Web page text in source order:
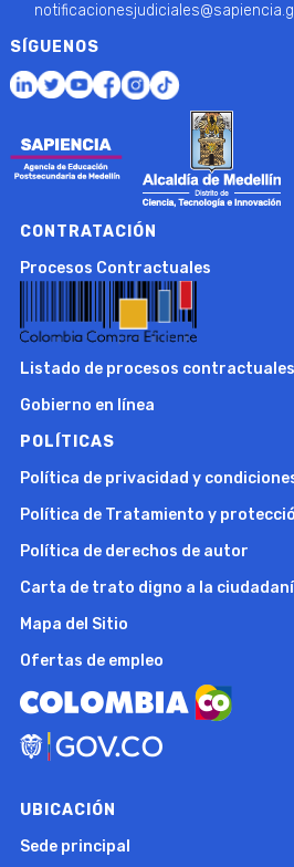
SÍGUENOS
CONTRATACIÓN
Procesos Contractuales
Listado de procesos contractuales
Gobierno en línea
POLÍTICAS
Política de privacidad y
Política de Tratamiento y
Política de derechos de autor
Carta de trato digno a la
Mapa del Sitio
Ofertas de empleo
UBICACIÓN
Sede principal